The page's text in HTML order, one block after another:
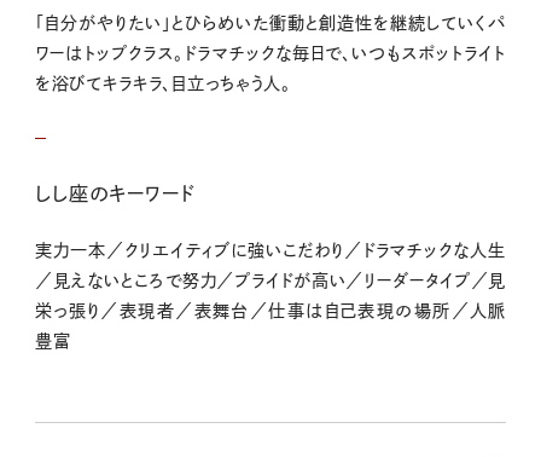
「自分がやりたい」とひらめいた衝動と創造性を継続していくパ
ワーはトップクラス。ドラマチックな毎日で、いつもスポットライト
を浴びてキラキラ、目立っちゃう人。
しし座のキーワード
実力一本／クリエイティブに強いこだわり／ドラマチックな人生
／見えないところで努力／プライドが高い／リーダータイプ／見
栄っ張り／表現者／表舞台／仕事は自己表現の場所／人脈
豊富